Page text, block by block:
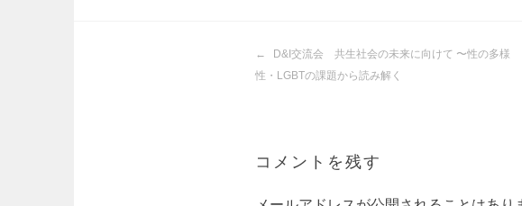
投
稿
ー
D&I交流会 共生社会の未来に向けて 〜性の多様
性・LGBTの課題から読み解く
コメントを残す